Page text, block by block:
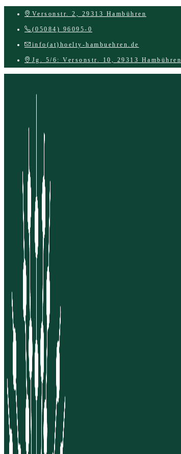
Versonstr. 2, 29313 Hambühren
(05084) 96095-0
info(at)hoelty-hambuehren.de
Jg. 5/6: Versonstr. 10, 29313 Hambühren